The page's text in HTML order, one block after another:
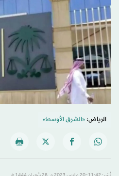
الرياض:«الشرق الأوسط»